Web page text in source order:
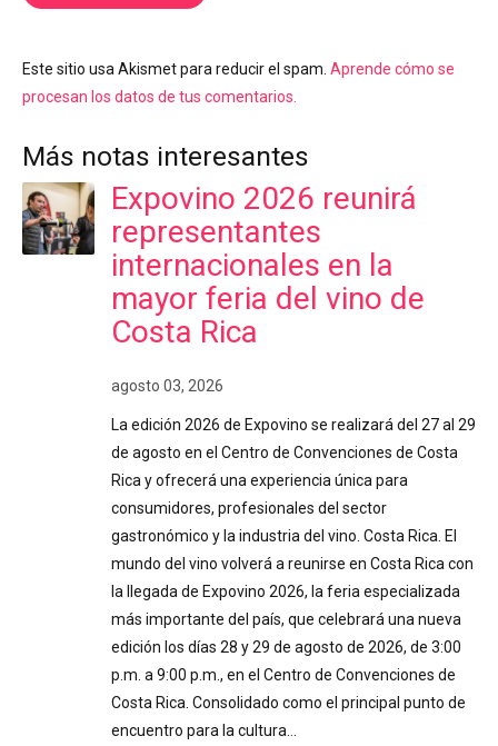
Este sitio usa Akismet para reducir el spam. Aprende cómo se
procesan los datos de tus comentarios.
Más notas interesantes
Expovino 2026 reunirá
representantes
internacionales en la
mayor feria del vino de
Costa Rica
agosto 03, 2026
La edición 2026 de Expovino se realizará del 27 al 29
de agosto en el Centro de Convenciones de Costa
Rica y ofrecerá una experiencia única para
consumidores, profesionales del sector
gastronómico y la industria del vino. Costa Rica. El
mundo del vino volverá a reunirse en Costa Rica con
la llegada de Expovino 2026, la feria especializada
más importante del país, que celebrará una nueva
edición los días 28 y 29 de agosto de 2026, de 3:00
p.m. a 9:00 p.m., en el Centro de Convenciones de
Costa Rica. Consolidado como el principal punto de
encuentro para la cultura…